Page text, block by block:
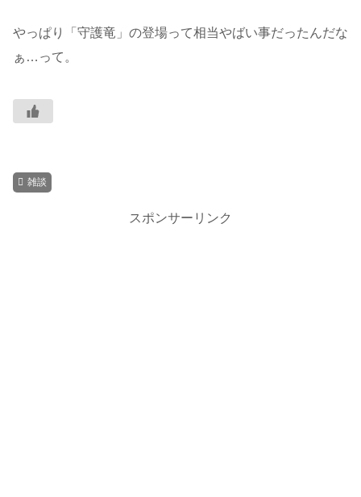
やっぱり「守護竜」の登場って相当やばい事だったんだな
ぁ…って。
雑談
スポンサーリンク